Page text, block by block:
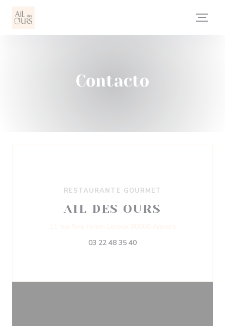
Contacto
RESTAURANTE GOURMET
AIL DES OURS
03 22 48 35 40